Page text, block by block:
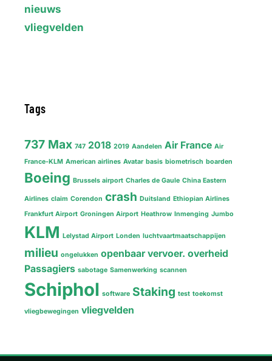
nieuws
vliegvelden
Tags
737 Max 747 2018 2019 Aandelen Air France Air
France-KLM American airlines Avatar basis biometrisch boarden
Boeing Brussels airport Charles de Gaule China Eastern
Airlines claim Corendon crash Duitsland Ethiopian Airlines
Frankfurt Airport Groningen Airport Heathrow Inmenging Jumbo
KLM Lelystad Airport Londen luchtvaartmaatschappijen
milieu ongelukken openbaar vervoer. overheid
Passagiers sabotage Samenwerking scannen
Schiphol software Staking test toekomst
vliegbewegingen vliegvelden